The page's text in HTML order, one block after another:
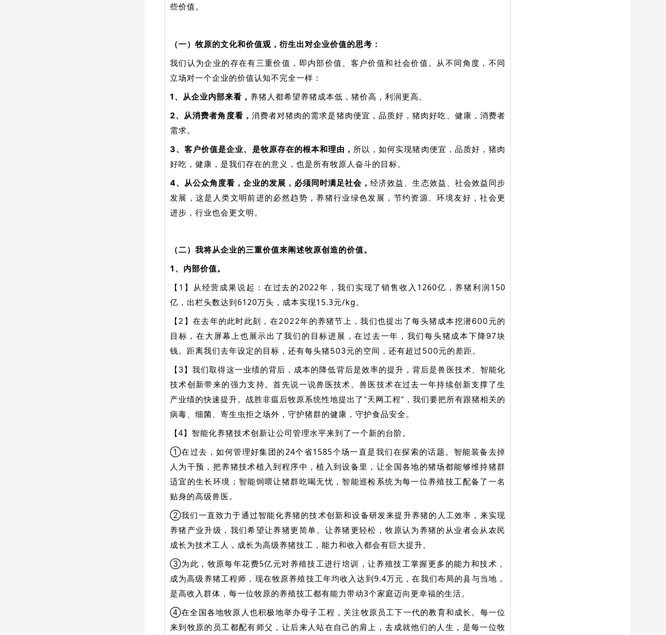
些价值。
（一）牧原的文化和价值观，衍生出对企业价值的思考：
我们认为企业的存在有三重价值，即内部价值、客户价值和社会价值。从不同角度，不同
立场对一个企业的价值认知不完全一样：
1、从企业内部来看， 养猪人都希望养猪成本低，猪价高，利润更高。
2、从消费者角度看， 消费者对猪肉的需求是猪肉便宜，品质好，猪肉好吃、健康，消费者
需求。
3、客户价值是企业、是牧原存在的根本和理由， 所以，如何实现猪肉便宜，品质好，猪肉
好吃，健康，是我们存在的意义，也是所有牧原人奋斗的目标。
4、从公众角度看，企业的发展，必须同时满足社会，经济效益、生态效益、社会效益同步
发展，这是人类文明前进的必然趋势，养猪行业绿色发展，节约资源、环境友好，社会更
进步，行业也会更文明。
（二）我将从企业的三重价值来阐述牧原创造的价值。
1、内部价值。
【1】从经营成果说起：在过去的2022年，我们实现了销售收入1260亿，养猪利润150
亿，出栏头数达到6120万头，成本实现15.3元/kg。
【2】在去年的此时此刻，在2022年的养猪节上，我们也提出了每头猪成本挖潜600元的
目标，在大屏幕上也展示出了我们的目标进展，在过去一年，我们每头猪成本下降97块
钱。距离我们去年设定的目标，还有每头猪503元的空间，还有超过500元的差距。
【3】我们取得这一业绩的背后，成本的降低背后是效率的提升，背后是兽医技术、智能化
技术创新带来的强力支持。首先说一说兽医技术。兽医技术在过去一年持续创新支撑了生
产业绩的快速提升。战胜非瘟后牧原系统性地提出了“天网工程”，我们要把所有跟猪相关的
病毒、细菌、寄生虫拒之场外，守护猪群的健康，守护食品安全。
【4】智能化养猪技术创新让公司管理水平来到了一个新的台阶。
①在过去，如何管理好集团的24个省1585个场一直是我们在探索的话题。智能装备去掉
人为干预，把养猪技术植入到程序中，植入到设备里，让全国各地的猪场都能够维持猪群
适宜的生长环境；智能饲喂让猪群吃喝无忧，智能巡检系统为每一位养殖技工配备了一名
贴身的高级兽医。
②我们一直致力于通过智能化养猪的技术创新和设备研发来提升养猪的人工效率，来实现
养猪产业升级，我们希望让养猪更简单、让养猪更轻松，牧原认为养猪的从业者会从农民
成长为技术工人，成长为高级养猪技工，能力和收入都会有巨大提升。
③为此，牧原每年花费5亿元对养殖技工进行培训，让养殖技工掌握更多的能力和技术，
成为高级养猪工程师，现在牧原养殖技工年均收入达到9.4万元，在我们布局的县与当地，
是高收入群体，每一位牧原的养殖技工都有能力带动3个家庭迈向更幸福的生活。
④在全国各地牧原人也积极地举办母子工程，关注牧原员工下一代的教育和成长。 每一位
来到牧原的员工都配有师父，让后来人站在自己的肩上，去成就他们的人生，是每一位牧